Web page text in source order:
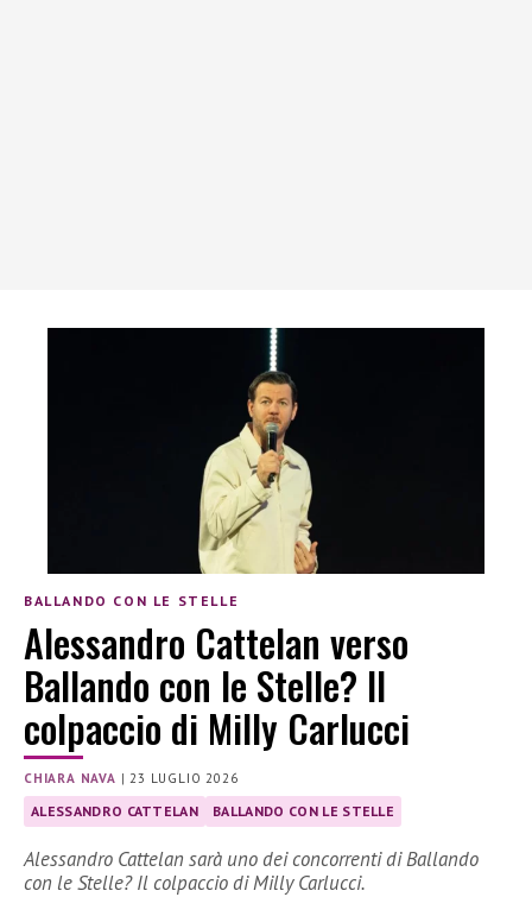
BALLANDO CON LE STELLE
Alessandro Cattelan verso
Ballando con le Stelle? Il
colpaccio di Milly Carlucci
CHIARA NAVA |23 LUGLIO 2026
ALESSANDRO CATTELAN BALLANDO CON LE STELLE
Alessandro Cattelan sarà uno dei concorrenti di Ballando
con le Stelle? Il colpaccio di Milly Carlucci.